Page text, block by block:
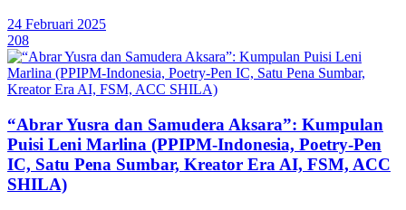
24 Februari 2025
208
“Abrar Yusra dan Samudera Aksara”: Kumpulan
Puisi Leni Marlina (PPIPM-Indonesia, Poetry-Pen
IC, Satu Pena Sumbar, Kreator Era AI, FSM, ACC
SHILA)